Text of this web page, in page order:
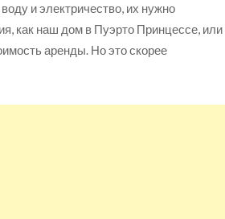
и электричество, их нужно
как наш дом в Пуэрто Принцессе, или
аренды. Но это скорее